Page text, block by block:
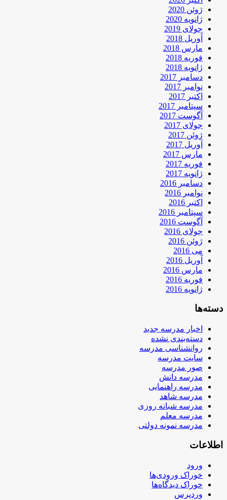
ژوئن 2020
ژانویه 2020
جولای 2019
آوریل 2018
مارس 2018
فوریه 2018
ژانویه 2018
دسامبر 2017
نوامبر 2017
اکتبر 2017
سپتامبر 2017
آگوست 2017
جولای 2017
ژوئن 2017
آوریل 2017
مارس 2017
فوریه 2017
ژانویه 2017
دسامبر 2016
نوامبر 2016
اکتبر 2016
سپتامبر 2016
آگوست 2016
جولای 2016
ژوئن 2016
می 2016
آوریل 2016
مارس 2016
فوریه 2016
ژانویه 2016
دسته‌ها
اخبار مدرسه جدید
دسته‌بندی نشده
روانشناسی مدرسه
سایت مدرسه
صور مدرسه
مدرسه دانش
مدرسه راهنمایی
مدرسه شاهد
مدرسه شبانه روزی
مدرسه معلم
مدرسه نمونه دولتی
اطلاعات
ورود
خوراک ورودی‌ها
خوراک دیدگاه‌ها
وردپرس